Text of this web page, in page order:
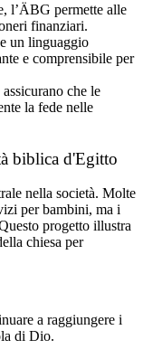
l’ÄBG permette alle
finanziari.
un linguaggio
e comprensibile per
che le
la fede nelle
nella società. Molte
per bambini, ma i
progetto illustra
chiesa per
a raggiungere i
di Dio.